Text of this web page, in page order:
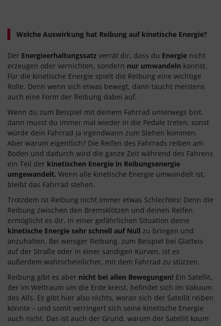
Welche Auswirkung hat Reibung auf kinetische Energie?
Der Energieerhaltungssatz verrät dir, dass du Energie nicht
erzeugen oder vernichten, sondern nur umwandeln kannst.
Für die kinetische Energie spielt die Reibung eine wichtige
Rolle. Denn wenn sich etwas bewegt, dann taucht meistens
auch eine Form der Reibung dabei auf.
Wenn du zum Beispiel mit deinem Fahrrad unterwegs bist,
dann musst du immer mal wieder in die Pedale treten, sonst
würde dein Fahrrad ja irgendwann zum Stehen kommen.
Aber warum eigentlich? Die Reifen des Fahrrads reiben am
Boden und dadurch wird die ganze Zeit während des Fahrens
ein Teil der kinetischen Energie in Reibungsenergie
umgewandelt. Wenn alle kinetische Energie umwandelt ist,
bleibt das Fahrrad stehen.
Trotzdem ist Reibung nicht immer etwas Schlechtes! Denn die
Reibung zwischen den Bremsklötzen und deinen Reifen
ermöglicht es dir, in einer gefährlichen Situation deine
kinetische Energie sehr schnell auf Null zu bringen und
anzuhalten. Bei weniger Reibung, zum Beispiel bei Glatteis
auf der Straße oder in einer sandigen Kurven, ist es
außerdem wahrscheinlicher, mit dem Fahrrad zu stürzen.
Reibung gibt es aber nicht bei allen Bewegungen! Ein Satellit,
der im Weltraum um die Erde kreist, befindet sich im Vakuum
des Alls. Es gibt hier also nichts, woran sich der Satellit reiben
könnte – und somit verringert sich seine kinetische Energie
auch nicht. Das ist auch der Grund, warum der Satellit kaum